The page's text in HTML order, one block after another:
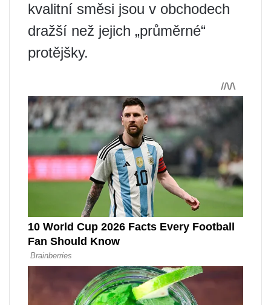
kvalitní směsi jsou v obchodech
dražší než jejich „průměrné“
protějšky.